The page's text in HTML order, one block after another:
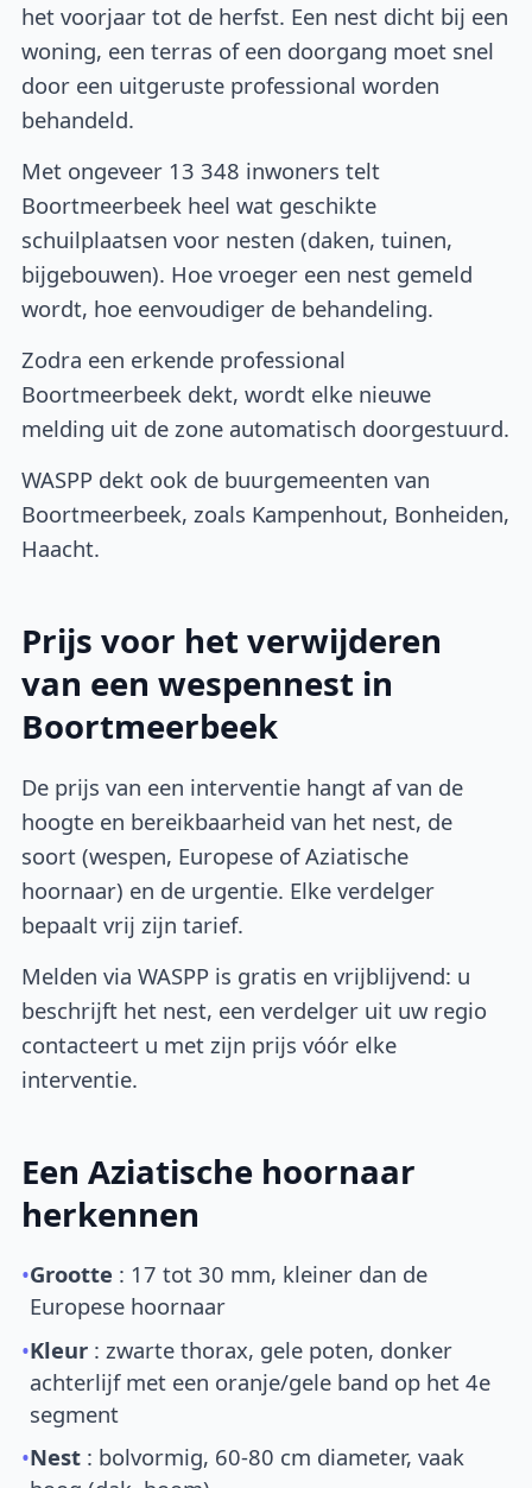
het voorjaar tot de herfst. Een nest dicht bij een
woning, een terras of een doorgang moet snel
door een uitgeruste professional worden
behandeld.
Met ongeveer 13 348 inwoners telt
Boortmeerbeek heel wat geschikte
schuilplaatsen voor nesten (daken, tuinen,
bijgebouwen). Hoe vroeger een nest gemeld
wordt, hoe eenvoudiger de behandeling.
Zodra een erkende professional
Boortmeerbeek dekt, wordt elke nieuwe
melding uit de zone automatisch doorgestuurd.
WASPP dekt ook de buurgemeenten van
Boortmeerbeek, zoals Kampenhout, Bonheiden,
Haacht.
Prijs voor het verwijderen
van een wespennest in
Boortmeerbeek
De prijs van een interventie hangt af van de
hoogte en bereikbaarheid van het nest, de
soort (wespen, Europese of Aziatische
hoornaar) en de urgentie. Elke verdelger
bepaalt vrij zijn tarief.
Melden via WASPP is gratis en vrijblijvend: u
beschrijft het nest, een verdelger uit uw regio
contacteert u met zijn prijs vóór elke
interventie.
Een Aziatische hoornaar
herkennen
•Grootte : 17 tot 30 mm, kleiner dan de
Europese hoornaar
•Kleur : zwarte thorax, gele poten, donker
achterlijf met een oranje/gele band op het 4e
segment
•Nest : bolvormig, 60-80 cm diameter, vaak